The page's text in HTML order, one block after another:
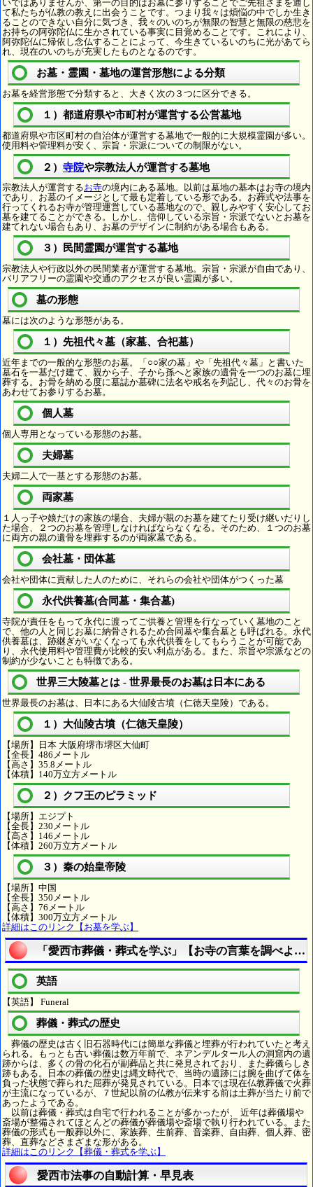
いではありませんが、第一の目的はお墓に参りすることでご先祖さまを通し
て私たちが仏教の教えに出会うことです。つまり我々は煩悩の中でしか生き
ることのできない自分に気づき、我々のいのちが無限の智慧と無限の慈悲を
お持ちの阿弥陀仏に生かされている事実に目覚めることです。これにより、
阿弥陀仏に帰依し念仏することによって、今生きているいのちに光があてら
れ、現在のいのちが充実したものとなるのです。
お墓・霊園・墓地の運営形態による分類
お墓を経営形態で分類すると、大きく次の３つに区分できる。
１）都道府県や市町村が運営する公営墓地
都道府県や市区町村の自治体が運営する墓地で一般的に大規模霊園が多い。
使用料や管理料が安く、宗旨・宗派についての制限がない。
２） 寺院や宗教法人が運営する墓地
宗教法人が運営するお寺の境内にある墓地。以前は墓地の基本はお寺の境内
であり、お墓のイメージとして最も定着している形である。お葬式や法事を
行ってくれるお寺が管理運営している墓地なので、親しみやすく安心してお
墓を建てることができる。しかし、信仰している宗旨・宗派でないとお墓を
建てれない場合もあり、お墓のデザインに制約がある場合もある。
３）民間霊園が運営する墓地
宗教法人や行政以外の民間業者が運営する墓地。宗旨・宗派が自由であり、
バリアフリーの霊園や交通のアクセスが良い霊園が多い。
墓の形態
墓には次のような形態がある。
１）先祖代々墓（家墓、合祀墓）
近年までの一般的な形態のお墓。「○○家の墓」や「先祖代々墓」と書いた
墓石を一基だけ建て、親から子、子から孫へと家族の遺骨を一つのお墓に埋
葬する。お骨を納める度に墓誌か墓碑に法名や戒名を列記し、代々のお骨を
あわせてお参りするお墓。
個人墓
個人専用となっている形態のお墓。
夫婦墓
夫婦二人で一基とする形態のお墓。
両家墓
１人っ子や娘だけの家族の場合、夫婦が親のお墓を建てたり受け継いだりし
た場合、２つのお墓を管理しなければならなくなる。そのため、１つのお墓
に両方の親の遺骨を埋葬するのが両家墓である。
会社墓・団体墓
会社や団体に貢献した人のために、それらの会社や団体がつくった墓
永代供養墓(合同墓・集合墓)
寺院が責任をもって永代に渡ってご供養と管理を行なっていく墓地のこと
で、他の人と同じお墓に納骨されるため合同墓や集合墓とも呼ばれる。永代
供養墓は、跡継ぎがいなくなっても永代供養をしてもらうことが可能であ
り、永代使用料や管理費が比較的安い利点がある。また、宗旨や宗派などの
制約が少ないことも特徴である。
世界三大陵墓とは - 世界最長のお墓は日本にある
世界最長のお墓は、日本にある大仙陵古墳（仁徳天皇陵）である。
１）大仙陵古墳（仁徳天皇陵）
【場所】日本 大阪府堺市堺区大仙町
【全長】486メートル
【高さ】35.8メートル
【体積】140万立方メートル
２）クフ王のピラミッド
【場所】エジプト
【全長】230メートル
【高さ】146メートル
【体積】260万立方メートル
３）秦の始皇帝陵
【場所】中国
【全長】350メートル
【高さ】76メートル
【体積】300万立方メートル
詳細はこのリンク【お墓を学ぶ】
「愛西市葬儀・葬式を学ぶ」【お寺の言葉を調べよう
英語
【英語】 Funeral
葬儀・葬式の歴史
葬儀の歴史は古く旧石器時代には簡単な葬儀と埋葬が行われていたと考え
られる。もっとも古い葬儀は数万年前で、ネアンデルタール人の洞窟内の遺
跡からは、多くの骨の化石が副葬品と共に発見されており、また葬儀らしき
跡もある。日本の葬儀の歴史は縄文時代で、当時の遺跡には腕を曲げて体を
負った状態で葬られた屈葬が発見されている。日本では現在仏教葬儀で火葬
が主流になっているが、７世紀以前の仏教が伝来する前は土葬が当たり前で
あったようである。
以前は葬儀・葬式は自宅で行われることが多かったが、 近年は葬儀場や
斎場が整備されてほとんどの葬儀が葬儀場や斎場で執り行われている。また
葬儀の形式も一般葬以外に、家族葬、生前葬、音楽葬、自由葬、個人葬、密
葬、直葬などさまざまな形がある。
詳細はこのリンク【葬儀・葬式を学ぶ】
愛西市法事の自動計算・早見表